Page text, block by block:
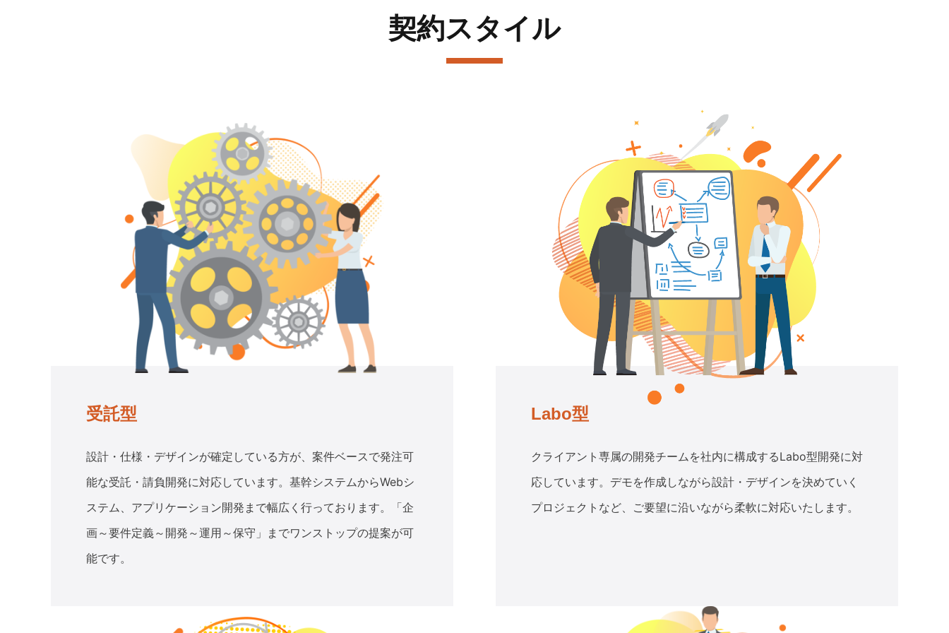
契約スタイル
受託型
設計・仕様・デザインが確定している方が、案件ベースで発注可
能な受託・請負開発に対応しています。基幹システムからWebシ
ステム、アプリケーション開発まで幅広く行っております。「企
画～要件定義～開発～運用～保守」までワンストップの提案が可
能です。
Labo型
クライアント専属の開発チームを社内に構成するLabo型開発に対
応しています。デモを作成しながら設計・デザインを決めていく
プロジェクトなど、ご要望に沿いながら柔軟に対応いたします。